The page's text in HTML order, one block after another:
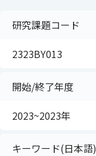
研究課題コード
2323BY013
開始/終了年度
2023~2023年
キーワード(日本語)